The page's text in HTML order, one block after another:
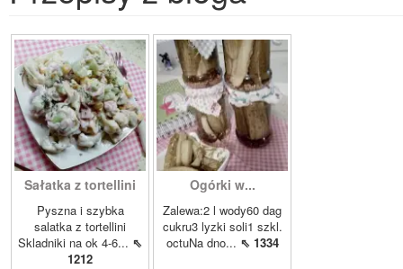
Sałatka z tortellini
Pyszna i szybka
salatka z tortellini
Skladniki na ok 4-6... ⇖
1212
Ogórki w...
Zalewa:2 l wody60 dag
cukru3 lyzki soli1 szkl.
octuNa dno... ⇖ 1334